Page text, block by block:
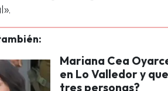
Mariana Cea
en Lo Valledor y
tres personas?